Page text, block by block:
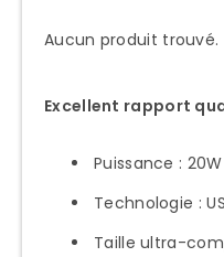
Aucun produit trouvé.
Excellent rapport
Puissance :
Technologie :
Taille ultra-